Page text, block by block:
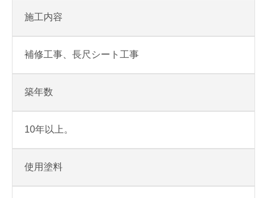
施工内容
補修工事、長尺シート工事
築年数
10年以上。
使用塗料